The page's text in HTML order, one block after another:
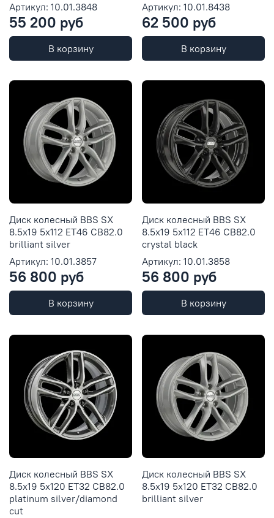
Артикул: 10.01.3848
55 200 руб
В корзину
Артикул: 10.01.8438
62 500 руб
В корзину
Диск колесный BBS SX
8.5x19 5x112 ET46 CB82.0
brilliant silver
Артикул: 10.01.3857
56 800 руб
В корзину
Диск колесный BBS SX
8.5x19 5x112 ET46 CB82.0
crystal black
Артикул: 10.01.3858
56 800 руб
В корзину
Диск колесный BBS SX
8.5x19 5x120 ET32 CB82.0
platinum silver/diamond
cut
Диск колесный BBS SX
8.5x19 5x120 ET32 CB82.0
brilliant silver